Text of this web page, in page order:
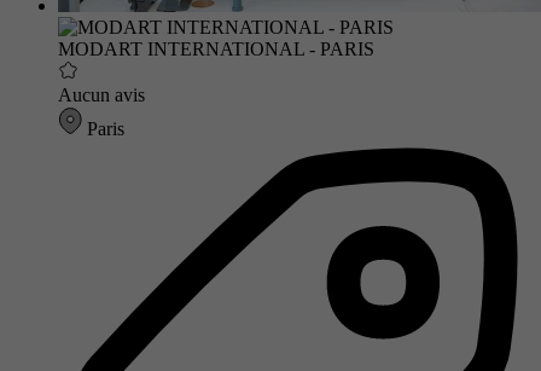
MODART INTERNATIONAL - PARIS
Aucun avis
Paris